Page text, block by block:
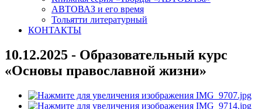
АВТОВАЗ и его время
Тольятти литературный
КОНТАКТЫ
10.12.2025 - Образовательный курс
«Основы православной жизни»